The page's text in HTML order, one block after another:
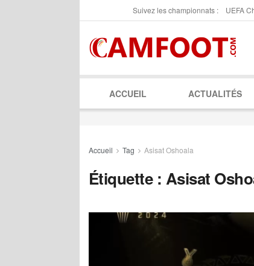
Suivez les championnats : UEFA
ACCUEIL ACTUALITÉS
Accueil Tag Asisat Oshoala
Étiquette : Asisat